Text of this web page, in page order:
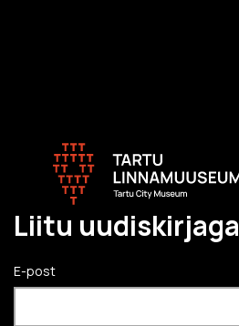
Liitu uudiskirjaga
E-post